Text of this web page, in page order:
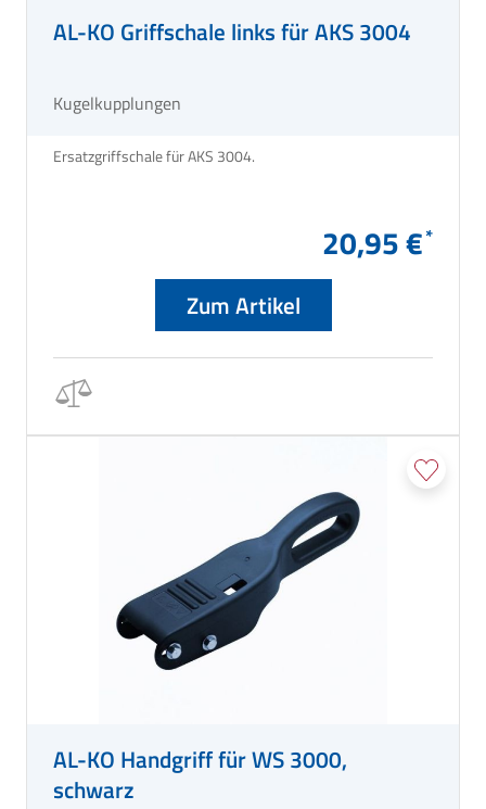
AL-KO Griffschale links für AKS 3004
Kugelkupplungen
20,95 €
Zum Artikel
AL-KO Handgriff für WS 3000,
schwarz